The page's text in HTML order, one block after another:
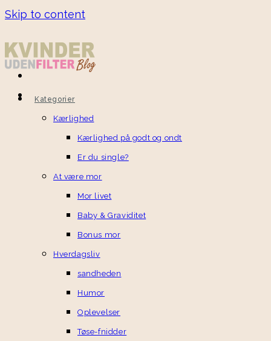
Skip to content
Kategorier
Kærlighed
Kærlighed på godt og ondt
Er du single?
At være mor
Mor livet
Baby & Graviditet
Bonus mor
Hverdagsliv
sandheden
Humor
Oplevelser
Tøse-fnidder